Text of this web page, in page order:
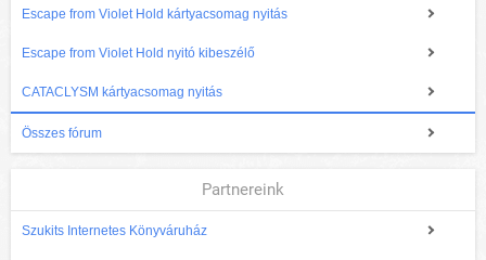
Escape from Violet Hold kártyacsomag nyitás
Escape from Violet Hold nyitó kibeszélő
CATACLYSM kártyacsomag nyitás
Összes fórum
Partnereink
Szukits Internetes Könyváruház